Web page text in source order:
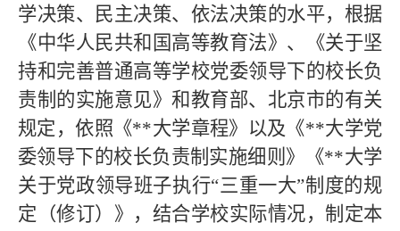
学决策、民主决策、依法决策的水平，根据
《中华人民共和国高等教育法》、《关于坚
持和完善普通高等学校党委领导下的校长负
责制的实施意见》和教育部、北京市的有关
规定，依照《**大学章程》以及《**大学党
委领导下的校长负责制实施细则》《**大学
关于党政领导班子执行“三重一大”制度的规
定（修订）》，结合学校实际情况，制定本